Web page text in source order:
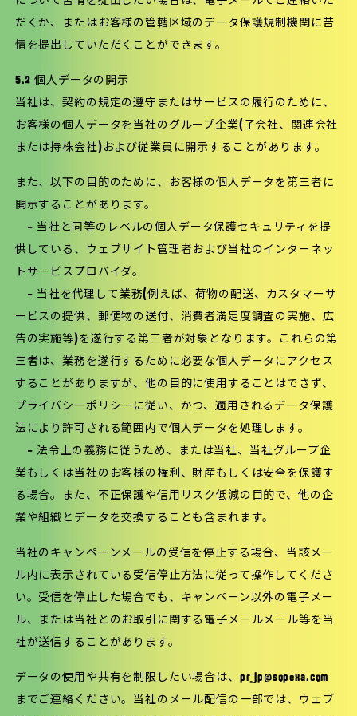
だくか、またはお客様の管轄区域のデータ保護規制機関に苦
情を提出していただくことができます。
5.2 個人データの開示
当社は、契約の規定の遵守またはサービスの履行のために、
お客様の個人データを当社のグループ企業(子会社、関連会社
または持株会社)および従業員に開示することがあります。
また、以下の目的のために、お客様の個人データを第三者に
開示することがあります。
– 当社と同等のレベルの個人データ保護セキュリティを提
供している、ウェブサイト管理者および当社のインターネッ
トサービスプロバイダ。
– 当社を代理して業務(例えば、荷物の配送、カスタマーサ
ービスの提供、郵便物の送付、消費者満足度調査の実施、広
告の実施等)を遂行する第三者が対象となります。これらの第
三者は、業務を遂行するために必要な個人データにアクセス
することがありますが、他の目的に使用することはできず、
プライバシーポリシーに従い、かつ、適用されるデータ保護
法により許可される範囲内で個人データを処理します。
– 法令上の義務に従うため、または当社、当社グループ企
業もしくは当社のお客様の権利、財産もしくは安全を保護す
る場合。また、不正保護や信用リスク低減の目的で、他の企
業や組織とデータを交換することも含まれます。
当社のキャンペーンメールの受信を停止する場合、当該メー
ル内に表示されている受信停止方法に従って操作してくださ
い。受信を停止した場合でも、キャンペーン以外の電子メー
ル、または当社とのお取引に関する電子メールメール等を当
社が送信することがあります。
データの使用や共有を制限したい場合は、pr_jp@sopexa.com
までご連絡ください。当社のメール配信の一部では、ウェブ